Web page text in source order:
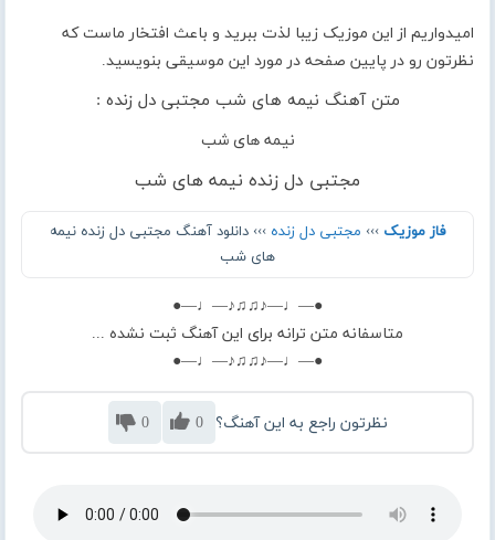
امیدواریم از این موزیک زیبا لذت ببرید و باعث افتخار ماست که
نظرتون رو در پایین صفحه در مورد این موسیقی بنویسید.
متن آهنگ نیمه های شب مجتبی دل زنده :
نیمه های شب
مجتبی دل زنده نیمه های شب
فاز موزیک ››› مجتبی دل زنده ››› دانلود آهنگ مجتبی دل زنده نیمه
های شب
●—♩—♪♫♫♪—♩—●
متاسفانه متن ترانه برای این آهنگ ثبت نشده ...
●—♩—♪♫♫♪—♩—●
نظرتون راجع به این آهنگ؟ 0
0